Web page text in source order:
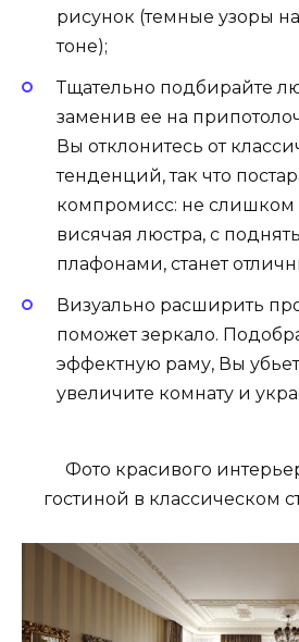
рисунок (темные узоры
тоне);
Тщательно подбирайте
заменив ее на
Вы отклонитесь от
тенденций, так что
компромисс: не слишком
висячая люстра, с
плафонами, станет
Визуально расширить
поможет зеркало.
эффектную раму, Вы
увеличите комнату и
Фото красивого
гостиной в классическом